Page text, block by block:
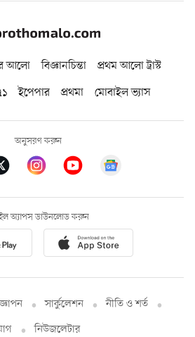
আলো বিজ্ঞানচিন্তা
প্রথম আলো ট্রাস্ট
ইপেপার প্রথমা মোবাইল ভ্যাস
অনুসরণ করুন
অ্যাপস ডাউনলোড করুন
সার্কুলেশন
নীতি ও শর্ত
নিউজলেটার